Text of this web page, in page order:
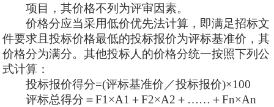
项目，其价格不列为评审因素。
价格分应当采用低价优先法计算，即满足招标文
件要求且投标价格最低的投标报价为评标基准价，其
价格分为满分。其他投标人的价格分统一按照下列公
式计算：
投标报价得分=(评标基准价／投标报价)×100
评标总得分＝F1×A1＋F2×A2＋……＋Fn×An